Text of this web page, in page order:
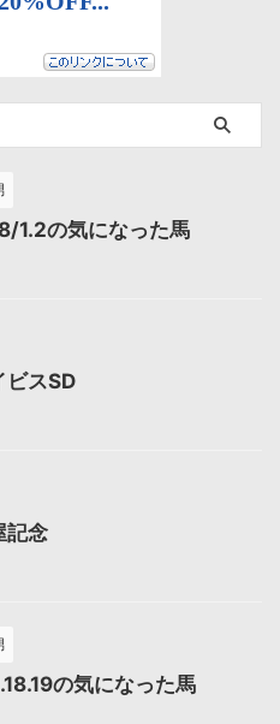
1.2の気になった馬
スSD
念
の気になった馬